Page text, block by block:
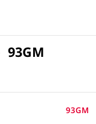
93GM
93GM